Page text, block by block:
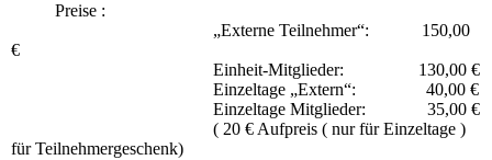
Preise :
„Externe Teilnehmer“: 150,00
€
Einheit-Mitglieder: 130,00 €
Einzeltage „Extern“: 40,00 €
Einzeltage Mitglieder: 35,00 €
( 20 € Aufpreis ( nur für Einzeltage )
für Teilnehmergeschenk)